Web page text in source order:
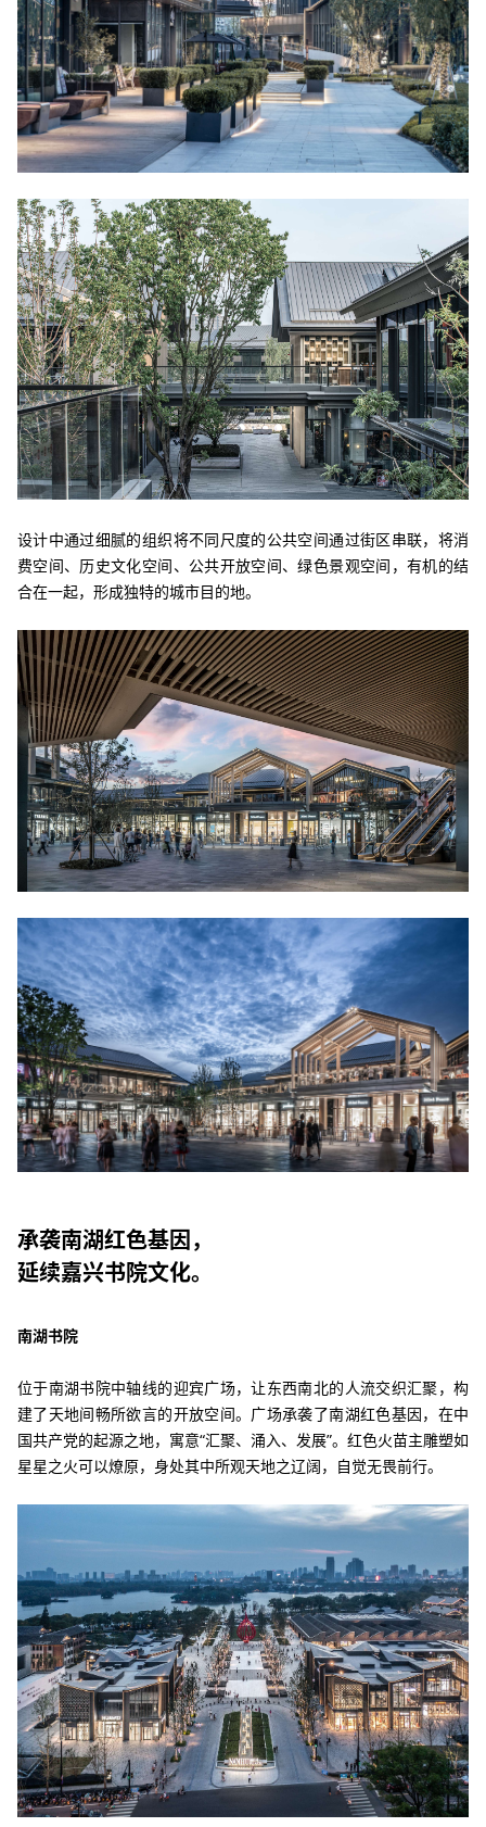
设计中通过细腻的组织将不同尺度的公共空间通过街区串联，将消
费空间、历史文化空间、公共开放空间、绿色景观空间，有机的结
合在一起，形成独特的城市目的地。
承袭南湖红色基因，
延续嘉兴书院文化。
南湖书院
位于南湖书院中轴线的迎宾广场，让东西南北的人流交织汇聚，构
建了天地间畅所欲言的开放空间。广场承袭了南湖红色基因，在中
国共产党的起源之地，寓意“汇聚、涌入、发展”。红色火苗主雕塑如
星星之火可以燎原，身处其中所观天地之辽阔，自觉无畏前行。